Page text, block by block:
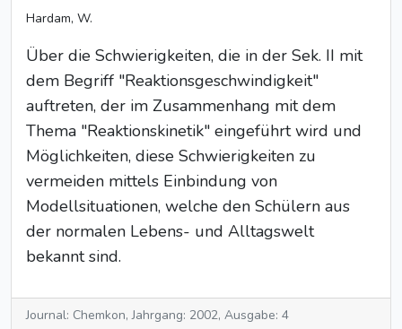
Hardam, W.
Über die Schwierigkeiten, die in der Sek. II mit
dem Begriff "Reaktionsgeschwindigkeit"
auftreten, der im Zusammenhang mit dem
Thema "Reaktionskinetik" eingeführt wird und
Möglichkeiten, diese Schwierigkeiten zu
vermeiden mittels Einbindung von
Modellsituationen, welche den Schülern aus
der normalen Lebens- und Alltagswelt
bekannt sind.
Journal: Chemkon, Jahrgang: 2002, Ausgabe: 4